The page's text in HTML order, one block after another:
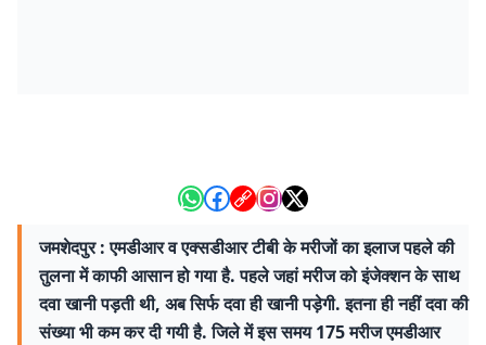
जमशेदपुर : एमडीआर व एक्सडीआर टीबी के मरीजों का इलाज पहले की
तुलना में काफी आसान हो गया है. पहले जहां मरीज को इंजेक्शन के साथ
दवा खानी पड़ती थी, अब सिर्फ दवा ही खानी पड़ेगी. इतना ही नहीं दवा की
संख्या भी कम कर दी गयी है. जिले में इस समय 175 मरीज एमडीआर